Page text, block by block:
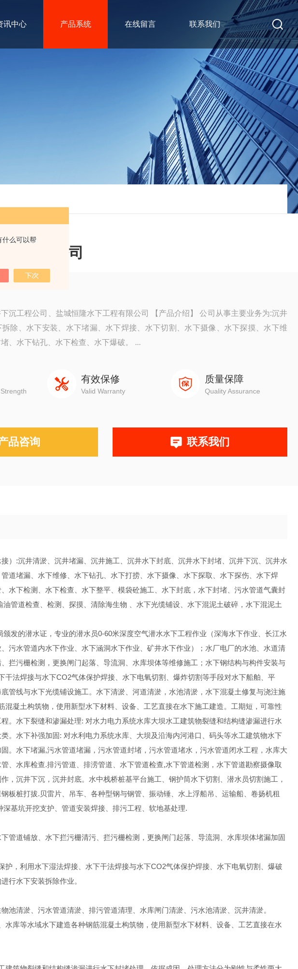
什么可以帮
讯中心 产品系统 在线留言 联系我们
沉工程公司
沉工程公司、盐城恒隆水下工程有限公司 【产品介绍】 公司从事主要业务为:沉井
除、水下安装、水下堵漏、水下焊接、水下切割、水下摄像、水下探摸、水下维
、水下钻孔、水下检查、水下爆破。 ...
有效保修
Valid Warranty
质量保障
Quality Assurance
品咨询 联系我们
）:沉井清淤、沉井堵漏、沉井施工、沉井水下封底、沉井水下封堵、沉井下沉、沉井水
道堵漏、水下维修、水下钻孔、水下打捞、水下摄像、水下探取、水下探伤、水下焊
水下检测、水下检查、水下整平、模袋砼施工、水下封底，水下封堵、污水管道气囊封
管道检查、检测、探摸、清除海生物 、水下光缆铺设、水下混泥土破碎，水下混泥土
发的潜水证，专业的潜水员0-60米深度空气潜水水下工程作业（深海水下作业、长江水
污水管道内水下作业、水下涵洞水下作业、矿井水下作业）；水厂电厂的水池、水道清
拦污栅检测，更换闸门起落、导流洞、水库坝体等维修施工；水下钢结构与构件安装与
法焊接与水下CO2气体保护焊接、水下电氧切割、爆炸切割等手段对水下船舶、平
管线与水下光缆铺设施工。水下清淤、河道清淤，水池清淤，水下混凝土修复与浇注施
凝土构筑物，使用新型水下材料、设备、工艺直接在水下施工建造。工期短，可靠性
。水下裂缝和渗漏处理: 对水力电力系统水库大坝水工建筑物裂缝和结构缝渗漏进行水
。水下补强加固: 对水利电力系统水库、大坝及沿海内河港口、码头等水工建筑物水下
。水下堵漏,污水管道堵漏，污水管道封堵，污水管道堵水，污水管道闭水工程，水库大
、水库检查.排污管道、排涝管道、水下管道检查,水下管道检测，水下管道勘察摄像取
，沉井下沉，沉井封底。水中栈桥桩基平台施工、钢护筒水下切割、潜水员切割施工，
板桩打拔.贝雷片、吊车、各种型钢与钢管、振动锤、水上浮船吊、运输船、卷扬机租
基坑开挖支护、管道安装焊接、排污工程、软地基处理.
管道铺放、水下拦污栅清污、拦污栅检测，更换闸门起落、导流洞、水库坝体堵漏加固
护，利用水下湿法焊接、水下干法焊接与水下CO2气体保护焊接、水下电氧切割、爆破
行水下安装拆除作业。
池清淤、污水管道清淤、排污管道清理、水库闸门清淤、污水池清淤、沉井清淤。
库等水域水下建造各种钢筋混凝土构筑物，使用新型水下材料、设备、工艺直接在水